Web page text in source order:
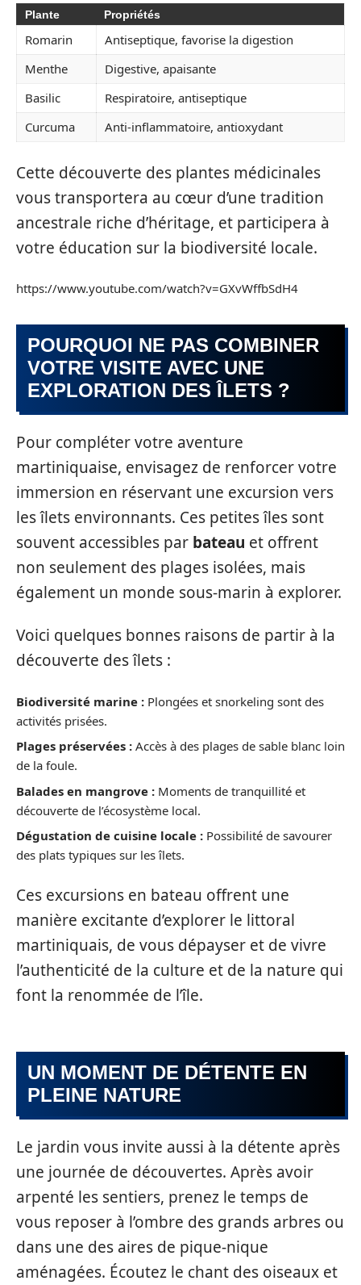
Plante Propriétés
Romarin
Antiseptique, favorise la digestion
Menthe
Digestive, apaisante
Basilic
Respiratoire, antiseptique
Curcuma
Anti-inflammatoire, antioxydant
Cette découverte des plantes médicinales
vous transportera au cœur d’une tradition
ancestrale riche d’héritage, et participera à
votre éducation sur la biodiversité locale.
https://www.youtube.com/watch?v=GXvWffbSdH4
POURQUOI NE PAS COMBINER
VOTRE VISITE AVEC UNE
EXPLORATION DES ÎLETS ?
Pour compléter votre aventure
martiniquaise, envisagez de renforcer votre
immersion en réservant une excursion vers
les îlets environnants. Ces petites îles sont
souvent accessibles par bateau et offrent
non seulement des plages isolées, mais
également un monde sous-marin à explorer.
Voici quelques bonnes raisons de partir à la
découverte des îlets :
Biodiversité marine : Plongées et snorkeling sont des
activités prisées.
Plages préservées : Accès à des plages de sable blanc loin
de la foule.
Balades en mangrove : Moments de tranquillité et
découverte de l’écosystème local.
Dégustation de cuisine locale : Possibilité de savourer
des plats typiques sur les îlets.
Ces excursions en bateau offrent une
manière excitante d’explorer le littoral
martiniquais, de vous dépayser et de vivre
l’authenticité de la culture et de la nature qui
font la renommée de l’île.
UN MOMENT DE DÉTENTE EN
PLEINE NATURE
Le jardin vous invite aussi à la détente après
une journée de découvertes. Après avoir
arpenté les sentiers, prenez le temps de
vous reposer à l’ombre des grands arbres ou
dans une des aires de pique-nique
aménagées. Écoutez le chant des oiseaux et